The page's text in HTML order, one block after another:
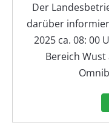
Der
darüber
2025 ca. 08: 00
Bereich